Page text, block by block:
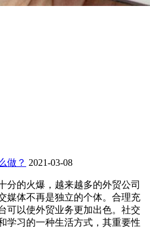
做？ 2021-03-08
分的火爆，越来越多的外贸公司
媒体不再是独立的个体。合理充
可以使外贸业务更加出色。社交
学习的一种生活方式，其重要性